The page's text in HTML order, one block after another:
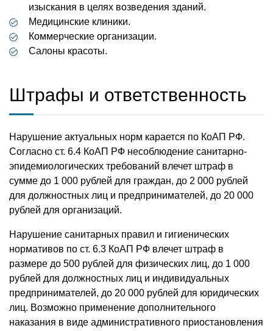
изыскания в целях возведения зданий.
Медицинские клиники.
Коммерческие организации.
Салоны красоты.
Штрафы и ответственность
Нарушение актуальных норм карается по КоАП РФ.
Согласно ст. 6.4 КоАП РФ несоблюдение санитарно-
эпидемиологических требований влечет штраф в
сумме до 1 000 рублей для граждан, до 2 000 рублей
для должностных лиц и предпринимателей, до 20 000
рублей для организаций.
Нарушение санитарных правил и гигиенических
нормативов по ст. 6.3 КоАП РФ влечет штраф в
размере до 500 рублей для физических лиц, до 1 000
рублей для должностных лиц и индивидуальных
предпринимателей, до 20 000 рублей для юридических
лиц. Возможно применение дополнительного
наказания в виде административного приостановления